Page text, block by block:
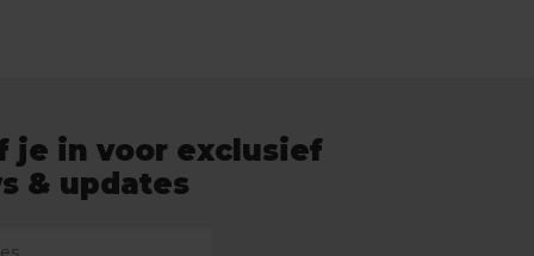
je in voor exclusief
& updates